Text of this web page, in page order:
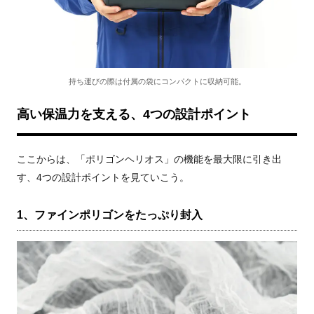
持ち運びの際は付属の袋にコンパクトに収納可能。
高い保温力を支える、4つの設計ポイント
ここからは、「ポリゴンヘリオス」の機能を最大限に引き出
す、4つの設計ポイントを見ていこう。
1、ファインポリゴンをたっぷり封入